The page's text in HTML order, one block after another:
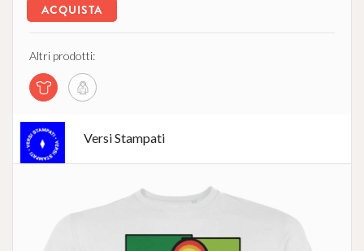
ACQUISTA
Altri prodotti:
Versi Stampati